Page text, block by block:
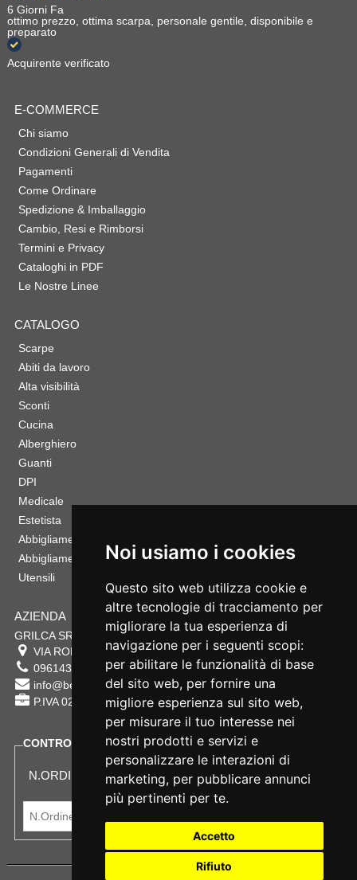
Noi usiamo i cookies
Questo sito web utilizza cookie e
altre tecnologie di tracciamento per
migliorare la tua esperienza di
navigazione per i seguenti scopi:
per abilitare le funzionalità di base
del sito web, per fornire una
migliore esperienza sul sito web,
per misurare il tuo interesse nei
nostri prodotti e servizi e
personalizzare le interazioni di
marketing, per pubblicare annunci
più pertinenti per te.
Accetto
Rifiuto
6 Giorni Fa
ottimo prezzo, ottima scarpa, personale gentile, disponibile e
preparato
Acquirente verificato
E-COMMERCE
Chi siamo
Condizioni Generali di Vendita
Pagamenti
Come Ordinare
Spedizione & Imballaggio
Cambio, Resi e Rimborsi
Termini e Privacy
Cataloghi in PDF
Le Nostre Linee
CATALOGO
Scarpe
Abiti da lavoro
Alta visibilità
Sconti
Cucina
Alberghiero
Guanti
DPI
Medicale
Estetista
Abbigliamento Sportivo
Abbigliamento Bambino
Utensili
AZIENDA
GRILCA SRL
VIA ROMA 180 88054 SERSALE CZ
0961432177
info@bestsafety.it
P.IVA 02342180797
CONTROLLA LO STATO DEL TUO ORDINE
N.ORDINE: